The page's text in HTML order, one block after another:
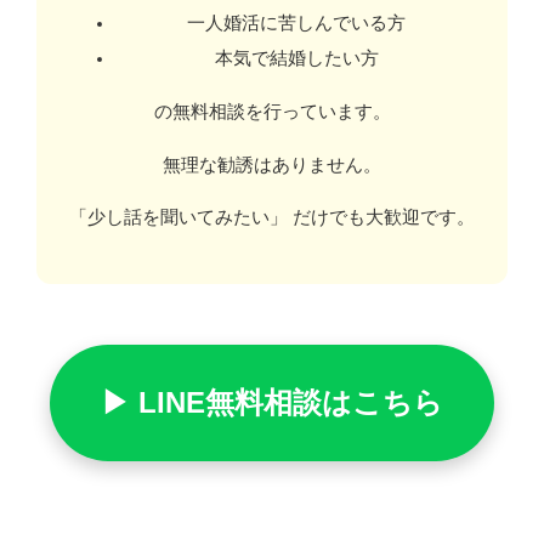
一人婚活に苦しんでいる方
本気で結婚したい方
の無料相談を行っています。
無理な勧誘はありません。
「少し話を聞いてみたい」 だけでも大歓迎です。
▶ LINE無料相談はこちら